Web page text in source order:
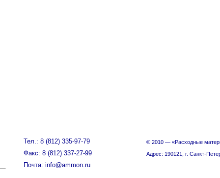
Тел.: 8 (812) 335-97-79
Факс: 8 (812) 337-27-99
Почта: info@ammon.ru
© 2010 — «Расходные
Адрес: 190121, г. Санкт-